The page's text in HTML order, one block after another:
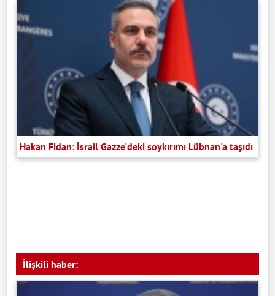
Hakan Fidan: İsrail Gazze'deki soykırımı Lübnan'a taşıdı
İlişkili haber: